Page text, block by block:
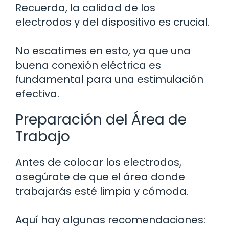
Recuerda, la calidad de los
electrodos y del dispositivo es crucial.
No escatimes en esto, ya que una
buena conexión eléctrica es
fundamental para una estimulación
efectiva.
Preparación del Área de
Trabajo
Antes de colocar los electrodos,
asegúrate de que el área donde
trabajarás esté limpia y cómoda.
Aquí hay algunas recomendaciones: